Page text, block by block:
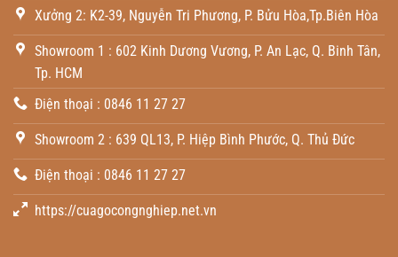
Xưởng 2: K2-39, Nguyễn Tri Phương, P. Bửu Hòa,Tp.Biên Hòa
Showroom 1 : 602 Kinh Dương Vương, P. An Lạc, Q. Binh Tân,
Tp. HCM
Điện thoại : 0846 11 27 27
Showroom 2 : 639 QL13, P. Hiệp Bình Phước, Q. Thủ Đức
Điện thoại : 0846 11 27 27
https://cuagocongnghiep.net.vn